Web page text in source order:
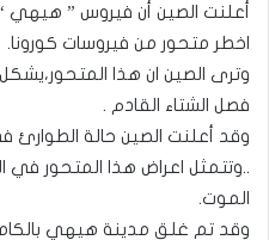
أعلنت الصين أن فيروس ” هيهي
اخطر متحور من فيروسات كورونا.
وترى الصين ان هذا
فصل الشتاء القادم .
وقد أعلنت الصين حالة
..وتتمثل اعراض هذا المتحور
الموت.
وقد تم غلق مدينة هيهي